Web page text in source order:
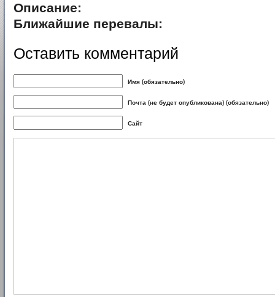
Описание:
Ближайшие перевалы:
Оставить комментарий
Имя (обязательно)
Почта (не будет опубликована) (обязательно)
Сайт